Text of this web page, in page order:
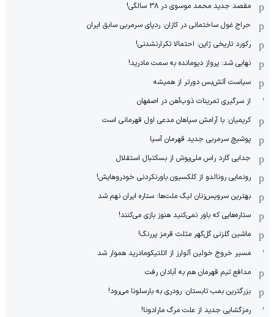
مقصد جدید محمد موسوی در ٣٨ سالگی!
حراج غول ساختمانی در کازان: ردپای سرمربی سابق ایران
رکورد تاریخی ژاپن: احتمالا تکرارنشدنی!
نهایی شد: پرواز دیومانده به سمت مادرید!
سیاست آتش‌بس دورتر از همیشه
از سرگیری تمرینات ذوب‌آهن در اصفهان
کریمیان: با آرامش سپاهان مدعی اول قهرمانی است
پوشیچ سرمربی جدید قهرمان آسیا
جدایی گارد راس ملی‌پوش از بسکتبال استقلال
رونمایی رونالدو از کلکسیون باورنکردنی خودروهایش!
بهترین سرویس‌زنان لیگ ملت‌ها: ستاره ایران نهم شد
ستاره‌هایی که باور نمی‌کنید هنوز بازی می‌کنند!
ماشین گلزنی گل‌گهر مثلث قرمز پررنگ!
مسیر خروج خولین آلوارز از اتلتیکومادرید هموار شد
مدافع تیم قهرمان هم به آبادان رفت
بزرگترین بمب تابستان: رودری به بارسلونا می‌رود!
رمزگشایی جدید از علت مرگ مارادونا!